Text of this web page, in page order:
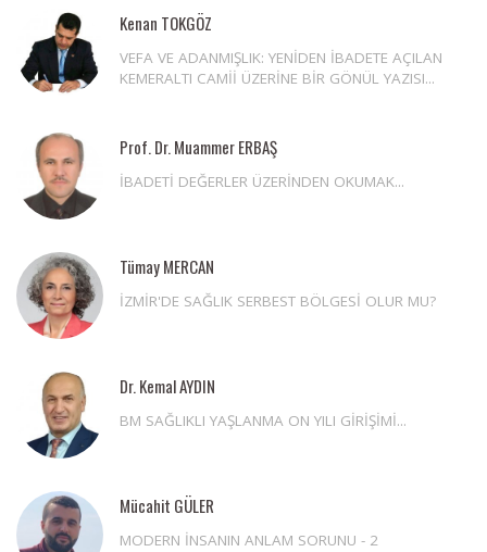
Kenan TOKGÖZ
VEFA VE ADANMIŞLIK: YENİDEN İBADETE AÇILAN
KEMERALTI CAMİİ ÜZERİNE BİR GÖNÜL YAZISI...
Prof. Dr. Muammer ERBAŞ
İBADETİ DEĞERLER ÜZERİNDEN OKUMAK...
Tümay MERCAN
İZMİR'DE SAĞLIK SERBEST BÖLGESİ OLUR MU?
Dr. Kemal AYDIN
BM SAĞLIKLI YAŞLANMA ON YILI GİRİŞİMİ...
Mücahit GÜLER
MODERN İNSANIN ANLAM SORUNU - 2